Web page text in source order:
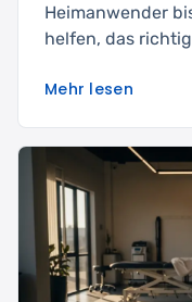
Heimanwender
helfen, das
Mehr lesen